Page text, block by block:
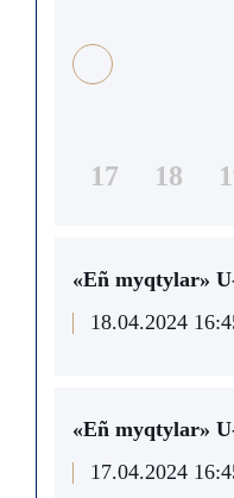
17
18
«Eñ myqtylar»
18.04.2024
«Eñ myqtylar»
17.04.2024